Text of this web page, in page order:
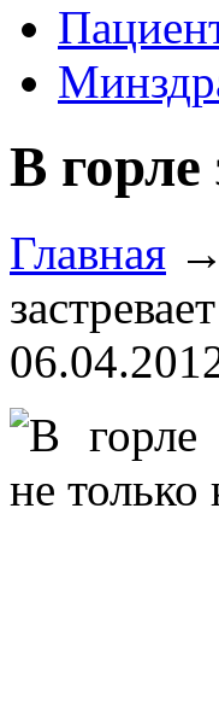
В горле
Главная →